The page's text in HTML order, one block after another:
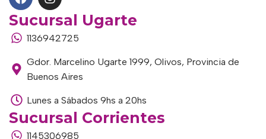
Sucursal Ugarte
1136942725
Gdor. Marcelino Ugarte 1999, Olivos, Provincia de
Buenos Aires
Lunes a Sábados 9hs a 20hs
Sucursal Corrientes
1145306985